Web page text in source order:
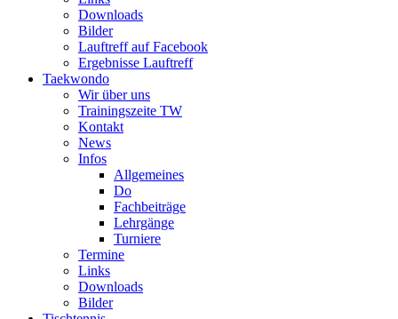
Downloads
Bilder
Lauftreff auf Facebook
Ergebnisse Lauftreff
Taekwondo
Wir über uns
Trainingszeite TW
Kontakt
News
Infos
Allgemeines
Do
Fachbeiträge
Lehrgänge
Turniere
Termine
Links
Downloads
Bilder